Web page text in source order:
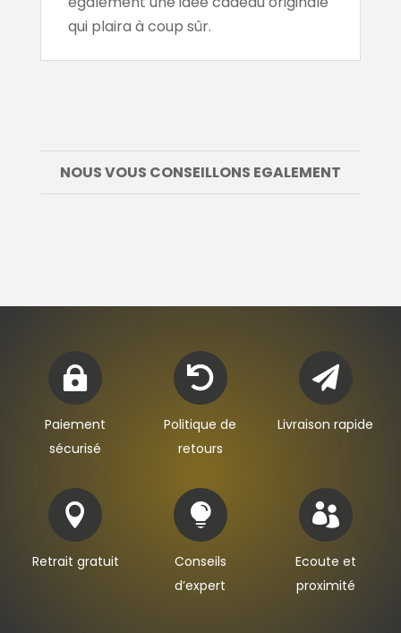
qui plaira à coup sûr.
NOUS VOUS CONSEILLONS EGALEMENT

Paiement
sécurisé

Politique de
retours

Livraison rapide

Retrait gratuit

Conseils
d’expert

Ecoute et
proximité